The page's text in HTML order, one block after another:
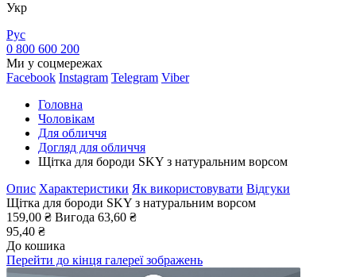
Укр
Рус
0 800 600 200
Ми у соцмережах
Facebook Instagram Telegram Viber
Головна
Чоловікам
Для обличчя
Догляд для обличчя
Щітка для бороди SKY з натуральним ворсом
Опис Характеристики Як використовувати Відгуки
Щітка для бороди SKY з натуральним ворсом
159,00 ₴ Вигода 63,60 ₴
95,40 ₴
До кошика
Перейти до кінця галереї зображень